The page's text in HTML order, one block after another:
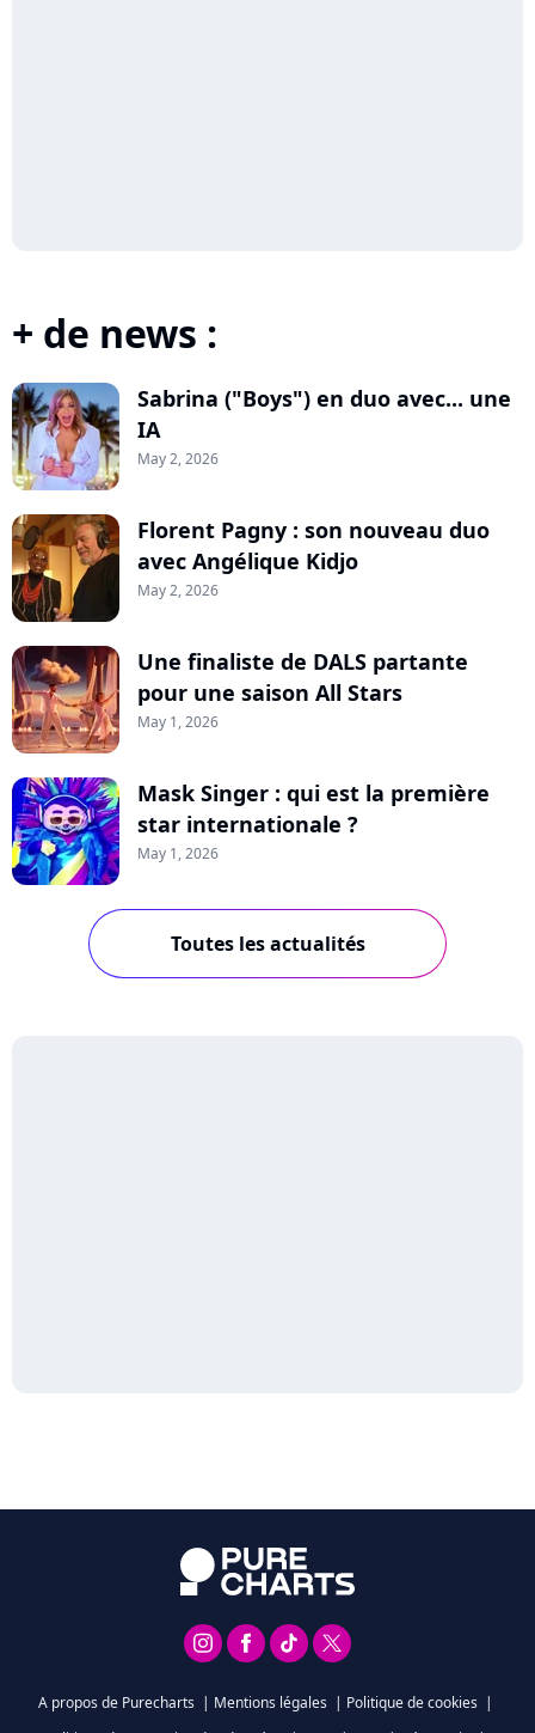
+ de news :
Sabrina ("Boys") en duo avec... une
IA
May 2, 2026
Florent Pagny : son nouveau duo
avec Angélique Kidjo
May 2, 2026
Une finaliste de DALS partante
pour une saison All Stars
May 1, 2026
Mask Singer : qui est la première
star internationale ?
May 1, 2026
Toutes les actualités
A propos de Purecharts | Mentions légales | Politique de cookies |